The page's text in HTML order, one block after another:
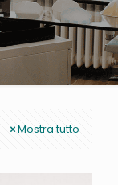
Mostra tutto